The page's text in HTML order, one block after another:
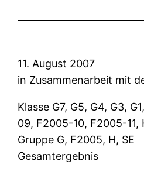
11. August 2007
in Zusammenarbeit mit
Klasse G7, G5, G4, G3,
09, F2005-10, F2005-11,
Gruppe G, F2005, H, SE
Gesamtergebnis